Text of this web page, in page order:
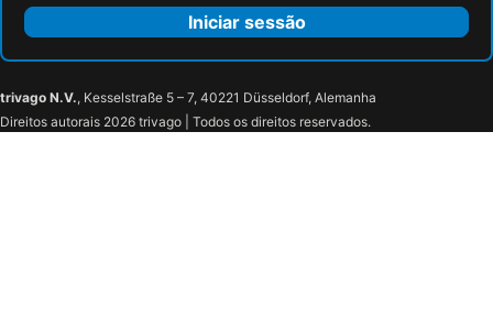
Iniciar sessão
trivago N.V., Kesselstraße 5 – 7, 40221 Düsseldorf, Alemanha
Direitos autorais 2026 trivago | Todos os direitos reservados.